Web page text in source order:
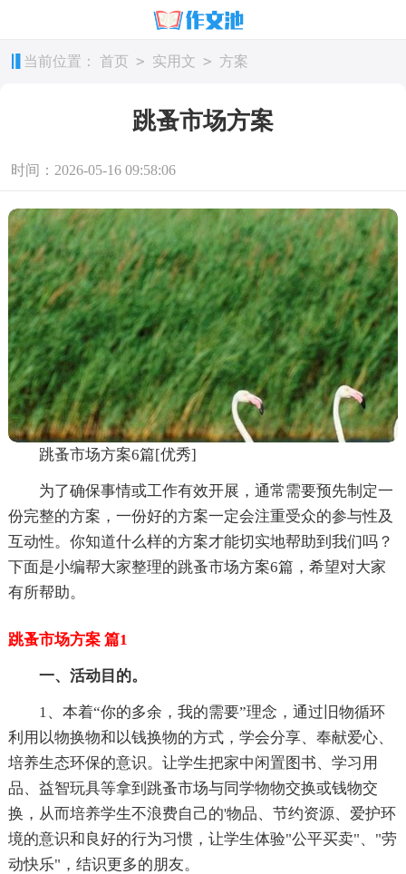
当前位置： 首页 > 实用文 > 方案
跳蚤市场方案
时间：2026-05-16 09:58:06
跳蚤市场方案6篇[优秀]
为了确保事情或工作有效开展，通常需要预先制定一
份完整的方案，一份好的方案一定会注重受众的参与性及
互动性。你知道什么样的方案才能切实地帮助到我们吗？
下面是小编帮大家整理的跳蚤市场方案6篇，希望对大家
有所帮助。
跳蚤市场方案 篇1
一、活动目的。
1、本着“你的多余，我的需要”理念，通过旧物循环
利用以物换物和以钱换物的方式，学会分享、奉献爱心、
培养生态环保的意识。让学生把家中闲置图书、学习用
品、益智玩具等拿到跳蚤市场与同学物物交换或钱物交
换，从而培养学生不浪费自己的'物品、节约资源、爱护环
境的意识和良好的行为习惯，让学生体验"公平买卖"、"劳
动快乐"，结识更多的朋友。